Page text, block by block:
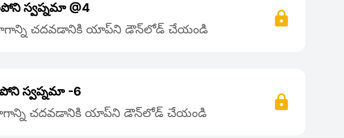
స్వప్నమా @4
చదవడానికి యాప్‌ని డౌన్‌లోడ్ చేయండి
స్వప్నమా -6
చదవడానికి యాప్‌ని డౌన్‌లోడ్ చేయండి